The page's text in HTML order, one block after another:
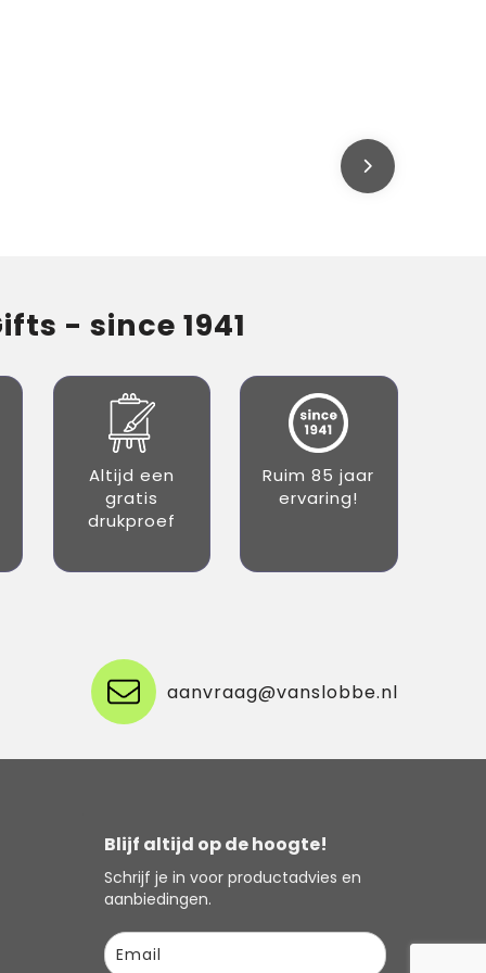
- since 1941
Altijd een
gratis
drukproef
Ruim 85 jaar
ervaring!
aanvraag@vanslobbe.nl
Blijf altijd op de hoogte!
Schrijf je in voor productadvies en
aanbiedingen.